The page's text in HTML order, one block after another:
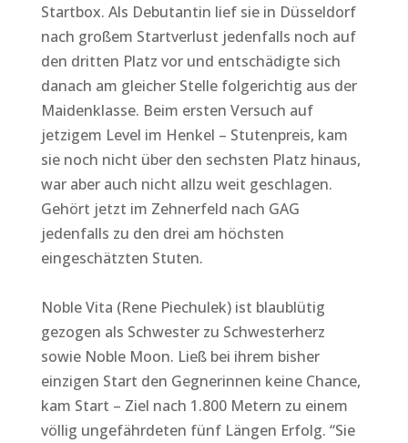
Startbox. Als Debutantin lief sie in Düsseldorf
nach großem Startverlust jedenfalls noch auf
den dritten Platz vor und entschädigte sich
danach am gleicher Stelle folgerichtig aus der
Maidenklasse. Beim ersten Versuch auf
jetzigem Level im Henkel – Stutenpreis, kam
sie noch nicht über den sechsten Platz hinaus,
war aber auch nicht allzu weit geschlagen.
Gehört jetzt im Zehnerfeld nach GAG
jedenfalls zu den drei am höchsten
eingeschätzten Stuten.
Noble Vita (Rene Piechulek) ist blaublütig
gezogen als Schwester zu Schwesterherz
sowie Noble Moon. Ließ bei ihrem bisher
einzigen Start den Gegnerinnen keine Chance,
kam Start – Ziel nach 1.800 Metern zu einem
völlig ungefährdeten fünf Längen Erfolg. “Sie